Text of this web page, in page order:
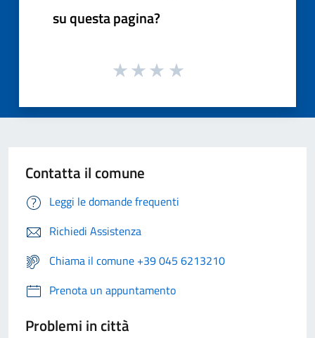
su questa pagina?
Contatta il comune
Leggi le domande frequenti
Richiedi Assistenza
Chiama il comune +39 045 6213210
Prenota un appuntamento
Problemi in città